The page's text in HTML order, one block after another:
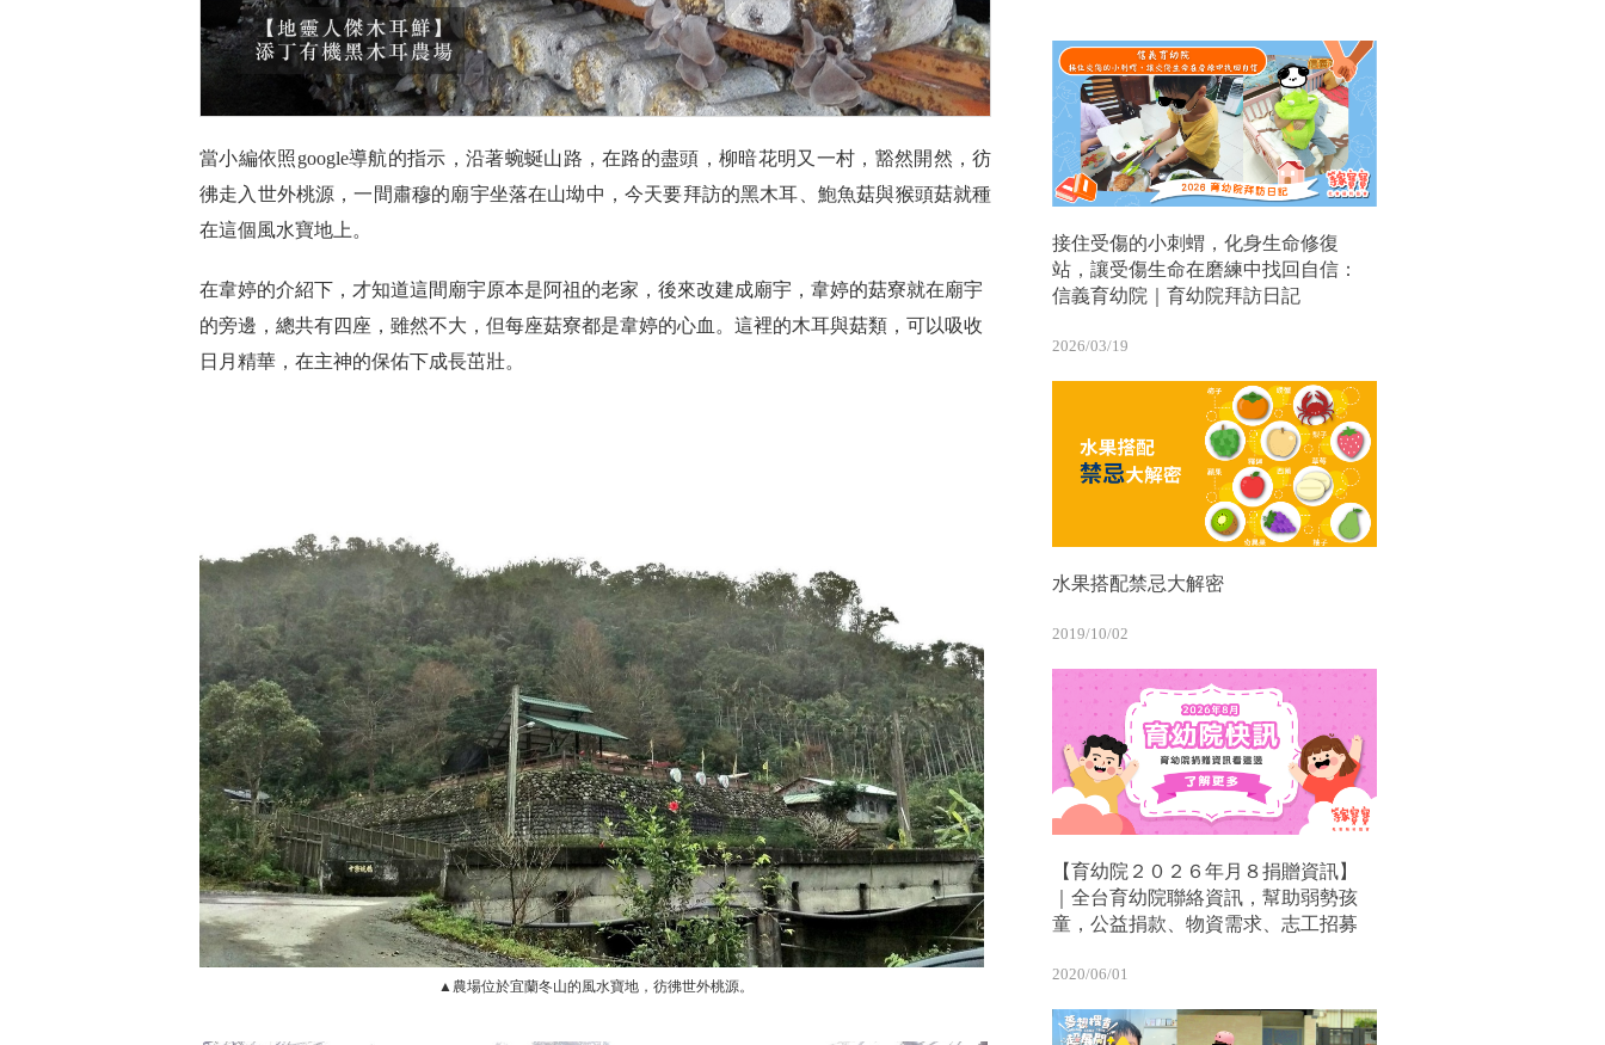
當小編依照google導航的指示，沿著蜿蜒山路，在路的盡頭，柳暗花明又一村，豁然開然，彷
彿走入世外桃源，一間肅穆的廟宇坐落在山坳中，今天要拜訪的黑木耳、鮑魚菇與猴頭菇就種
在這個風水寶地上。
在韋婷的介紹下，才知道這間廟宇原本是阿祖的老家，後來改建成廟宇，韋婷的菇寮就在廟宇
的旁邊，總共有四座，雖然不大，但每座菇寮都是韋婷的心血。這裡的木耳與菇類，可以吸收
日月精華，在主神的保佑下成長茁壯。
▲農場位於宜蘭冬山的風水寶地，彷彿世外桃源。
接住受傷的小刺蝟，化身生命修復
站，讓受傷生命在磨練中找回自信：
信義育幼院｜育幼院拜訪日記
2026/03/19
水果搭配禁忌大解密
2019/10/02
【育幼院２０２６年月８捐贈資訊】
｜全台育幼院聯絡資訊，幫助弱勢孩
童，公益捐款、物資需求、志工招募
2020/06/01